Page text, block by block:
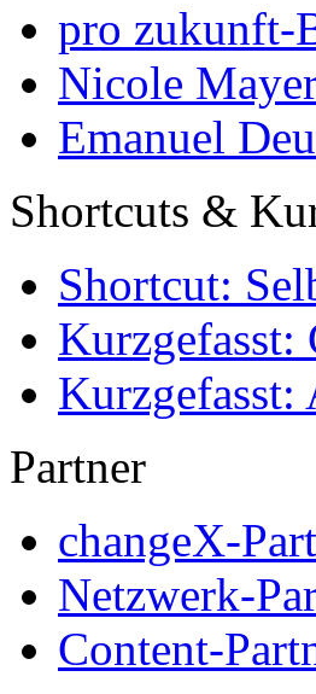
pro zukunft-
Nicole
Emanuel
Shortcuts &
Shortcut:
Kurzgefasst:
Kurzgefasst:
Partner
changeX-
Netzwerk-
Content-